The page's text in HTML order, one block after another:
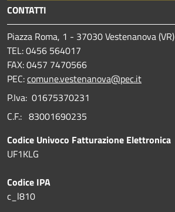
CONTATTI
Piazza Roma, 1 - 37030 Vestenanova (VR)
TEL: 0456 564017
FAX: 0457 7470566
PEC:comune.vestenanova@pec.it
P.Iva: 01675370231
C.F.: 83001690235
Codice Univoco Fatturazione Elettronica
UF1KLG
Codice IPA
c_l810